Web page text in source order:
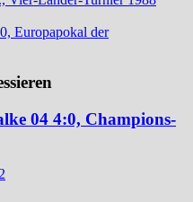
Europapokal der
04 4:0, Champions-